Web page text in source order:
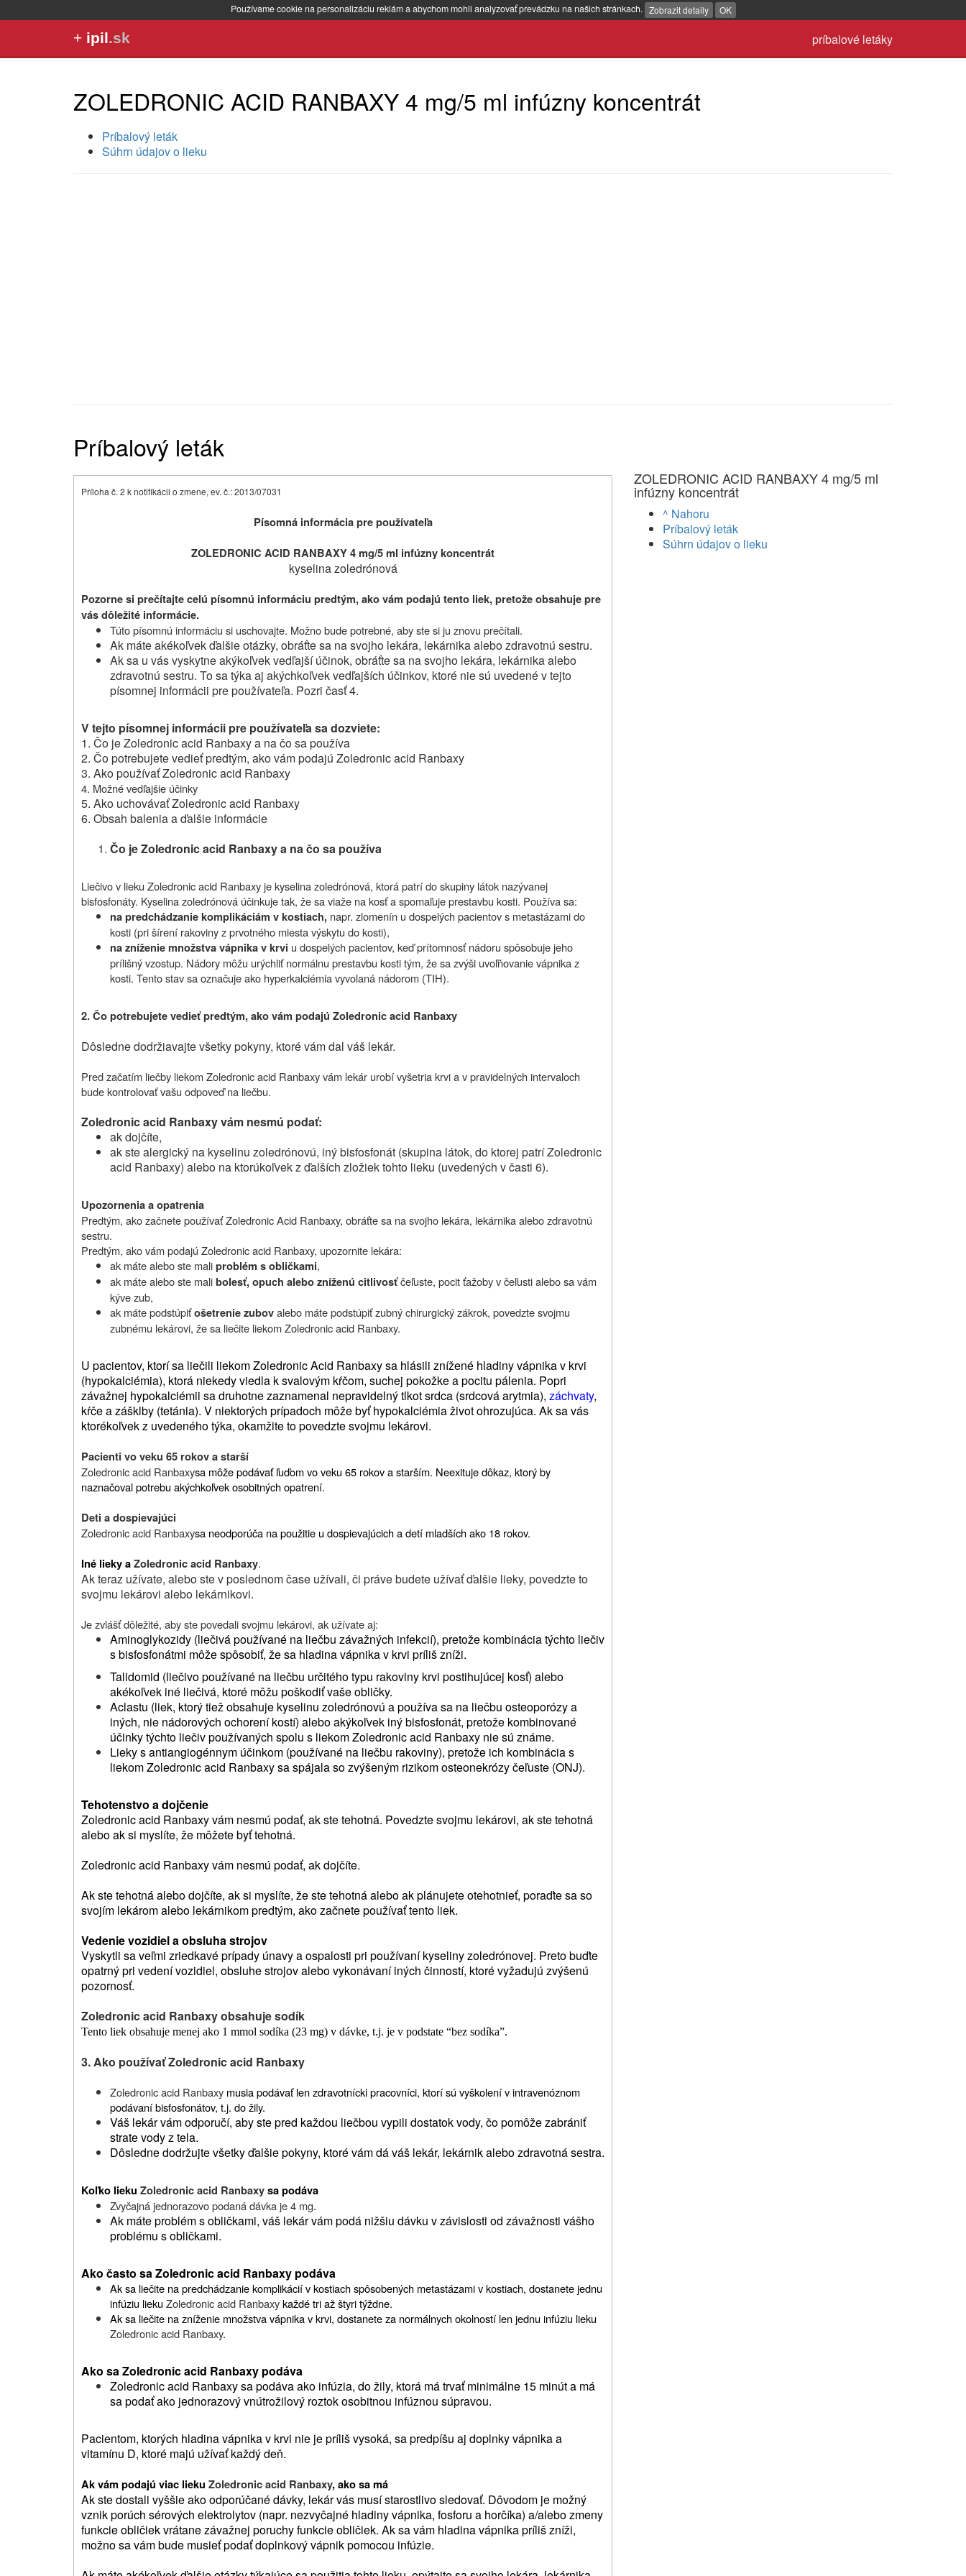
Používame cookie na personalizáciu reklám a abychom mohli analyzovať prevádzku na našich stránkach. Zobrazit detaily OK
príbalové letáky
+ ipil.sk
ZOLEDRONIC ACID RANBAXY 4 mg/5 ml infúzny koncentrát
Príbalový leták
Súhrn údajov o lieku
Príbalový leták
Príloha č. 2 k notifikácii o zmene, ev. č.: 2013/07031
Písomná informácia pre používateľa
ZOLEDRONIC ACID RANBAXY 4 mg/5 ml infúzny koncentrát
kyselina zoledrónová
Pozorne si prečítajte celú písomnú informáciu predtým, ako vám podajú tento liek,pretože obsahuje pre
vás dôležité informácie.
Túto písomnú informáciu si uschovajte. Možno bude potrebné, aby ste si ju znovu prečítali.
Ak máte akékoľvek ďalšie otázky, obráťte sa na svojho lekára, lekárnika alebo zdravotnú sestru.
Ak sa u vás vyskytne akýkoľvek vedľajší účinok, obráťte sa na svojho lekára, lekárnika alebo
zdravotnú sestru. To sa týka aj akýchkoľvek vedľajších účinkov, ktoré nie sú uvedené v tejto
písomnej informácii pre používateľa. Pozri časť 4.
V tejto písomnej informácii pre používateľa sa dozviete:
1. Čo je Zoledronic acid Ranbaxy a na čo sa používa
2. Čo potrebujete vedieť predtým, ako vám podajú Zoledronic acid Ranbaxy
3. Ako používať Zoledronic acid Ranbaxy
4. Možné vedľajšie účinky
5. Ako uchovávať Zoledronic acid Ranbaxy
6. Obsah balenia a ďalšie informácie
Čo je Zoledronic acid Ranbaxy a na čo sa používa
Liečivo v lieku Zoledronic acid Ranbaxyje kyselina zoledrónová, ktorá patrí do skupiny látok nazývanej
bisfosfonáty. Kyselina zoledrónová účinkuje tak, že sa viaže na kosť a spomaľuje prestavbu kosti. Používa sa:
na predchádzanie komplikáciám v kostiach, napr. zlomenín u dospelých pacientov s metastázami do
kosti (pri šírení rakoviny z prvotného miesta výskytu do kosti),
na zníženie množstva vápnika v krvi u dospelých pacientov, keď prítomnosť nádoru spôsobuje jeho
prílišný vzostup. Nádory môžu urýchliť normálnu prestavbu kosti tým, že sa zvýši uvoľňovanie vápnika z
kosti. Tento stav sa označuje ako hyperkalciémia vyvolaná nádorom (TIH).
2. Čo potrebujete vedieť predtým, ako vám podajú Zoledronic acid Ranbaxy
Dôsledne dodržiavajte všetky pokyny, ktoré vám dal váš lekár.
Pred začatím liečby liekomZoledronic acid Ranbaxyvám lekár urobí vyšetria krvi a v pravidelných intervaloch
bude kontrolovať vašu odpoveď na liečbu.
Zoledronic acid Ranbaxy vám nesmú podať:
ak dojčíte,
ak ste alergický na kyselinu zoledrónovú, iný bisfosfonát (skupina látok, do ktorej patrí Zoledronic
acid Ranbaxy) alebo na ktorúkoľvek z ďalších zložiek tohto lieku (uvedených v časti 6).
Upozornenia a opatrenia
Predtým, ako začnete používať Zoledronic Acid Ranbaxy, obráťte sa na svojho lekára, lekárnika alebo zdravotnú
sestru.
Predtým, ako vám podajú Zoledronic acid Ranbaxy, upozornite lekára:
ak máte alebo ste maliproblém s obličkami,
ak máte alebo ste malibolesť, opuch alebo zníženú citlivosťčeľuste, pocit ťažoby v čeľusti alebo sa vám
kýve zub,
ak máte podstúpiťošetrenie zubovalebo máte podstúpiť zubný chirurgický zákrok, povedzte svojmu
zubnému lekárovi, že sa liečite liekomZoledronic acid Ranbaxy.
U pacientov, ktorí sa liečili liekom Zoledronic Acid Ranbaxy sa hlásili znížené hladiny vápnika v krvi
(hypokalciémia), ktorá niekedy viedla k svalovým kŕčom, suchej pokožke a pocitu pálenia. Popri
závažnej hypokalciémii sa druhotne zaznamenal nepravidelný tlkot srdca (srdcová arytmia), záchvaty,
kŕče a zášklby (tetánia). V niektorých prípadoch môže byť hypokalciémia život ohrozujúca. Ak sa vás
ktorékoľvek z uvedeného týka, okamžite to povedzte svojmu lekárovi.
Pacienti vo veku 65 rokov a starší
Zoledronic acid Ranbaxysa môže podávať ľuďom vo veku 65 rokov a starším. Neexituje dôkaz, ktorý by
naznačoval potrebu akýchkoľvek osobitných opatrení.
Deti a dospievajúci
Zoledronic acid Ranbaxysa neodporúča na použitie u dospievajúcich a detí mladších ako 18 rokov.
Iné lieky aZoledronic acid Ranbaxy.
Ak teraz užívate, alebo ste v poslednom čase užívali, či práve budete užívať ďalšie lieky, povedzte to
svojmu lekárovi alebo lekárnikovi.
Je zvlášť dôležité, aby ste povedali svojmu lekárovi, ak užívate aj:
Aminoglykozidy (liečivá používané na liečbu závažných infekcií), pretože kombinácia týchto liečiv
s bisfosfonátmi môže spôsobiť, že sa hladina vápnika v krvi príliš zníži.
Talidomid (liečivo používané na liečbu určitého typu rakoviny krvi postihujúcej kosť) alebo
akékoľvek iné liečivá, ktoré môžu poškodiť vaše obličky.
Aclastu (liek, ktorý tiež obsahuje kyselinu zoledrónovú a používa sa na liečbu osteoporózy a
iných, nie nádorových ochorení kostí) alebo akýkoľvek iný bisfosfonát, pretože kombinované
účinky týchto liečiv používaných spolu s liekom Zoledronic acid Ranbaxy nie sú známe.
Lieky s antiangiogénnym účinkom (používané na liečbu rakoviny), pretože ich kombinácia s
liekom Zoledronic acid Ranbaxy sa spájala so zvýšeným rizikom osteonekrózy čeľuste (ONJ).
Tehotenstvo a dojčenie
Zoledronic acid Ranbaxy vám nesmú podať, ak ste tehotná. Povedzte svojmu lekárovi, ak ste tehotná
alebo ak si myslíte, že môžete byť tehotná.
Zoledronic acid Ranbaxy vám nesmú podať, ak dojčíte.
Ak ste tehotná alebo dojčíte, ak si myslíte, že ste tehotná alebo ak plánujete otehotnieť, poraďte sa so
svojím lekárom alebo lekárnikom predtým, ako začnete používať tento liek.
Vedenie vozidiel a obsluha strojov
Vyskytli sa veľmi zriedkavé prípady únavy a ospalosti pri používaní kyseliny zoledrónovej. Preto buďte
opatrný pri vedení vozidiel, obsluhe strojov alebo vykonávaní iných činností, ktoré vyžadujú zvýšenú
pozornosť.
Zoledronic acid Ranbaxy obsahuje sodík
Tento liek obsahuje menej ako 1 mmol sodíka (23 mg) v dávke, t.j. je v podstate “bez sodíka”.
3. Ako používať Zoledronic acid Ranbaxy
Zoledronic acid Ranbaxy musia podávať len zdravotnícki pracovníci, ktorí sú vyškolení v intravenóznom
podávaní bisfosfonátov, t.j. do žily.
Váš lekár vám odporučí, aby ste pred každou liečbou vypili dostatok vody, čo pomôže zabrániť
strate vody z tela.
Dôsledne dodržujte všetky ďalšie pokyny, ktoré vám dá váš lekár, lekárnik alebo zdravotná sestra.
Koľko lieku Zoledronic acid Ranbaxysa podáva
Zvyčajná jednorazovo podaná dávka je 4 mg.
Ak máte problém s obličkami, váš lekár vám podá nižšiu dávku v závislosti od závažnosti vášho
problému s obličkami.
Ako často sa Zoledronic acid Ranbaxy podáva
Ak sa liečite na predchádzanie komplikácií v kostiach spôsobených metastázami v kostiach, dostanete jednu
infúziu lieku Zoledronic acid Ranbaxykaždé tri až štyri týždne.
Ak sa liečite na zníženie množstva vápnika v krvi, dostanete za normálnych okolností len jednu infúziu lieku
Zoledronic acid Ranbaxy.
Ako sa Zoledronic acid Ranbaxy podáva
Zoledronic acid Ranbaxy sa podáva ako infúzia, do žily, ktorá má trvať minimálne 15 minút a má
sa podať ako jednorazový vnútrožilový roztok osobitnou infúznou súpravou.
Pacientom, ktorých hladina vápnika v krvi nie je príliš vysoká, sa predpíšu aj doplnky vápnika a
vitamínu D, ktoré majú užívať každý deň.
Ak vám podajú viac lieku Zoledronic acid Ranbaxy, ako sa má
Ak ste dostali vyššie ako odporúčané dávky, lekár vás musí starostlivo sledovať. Dôvodom je možný
vznik porúch sérových elektrolytov (napr. nezvyčajné hladiny vápnika, fosforu a horčíka) a/alebo zmeny
funkcie obličiek vrátane závažnej poruchy funkcie obličiek. Ak sa vám hladina vápnika príliš zníži,
možno sa vám bude musieť podať doplnkový vápnik pomocou infúzie.
ZOLEDRONIC ACID RANBAXY 4 mg/5 ml
infúzny koncentrát
^ Nahoru
Príbalový leták
Súhrn údajov o lieku